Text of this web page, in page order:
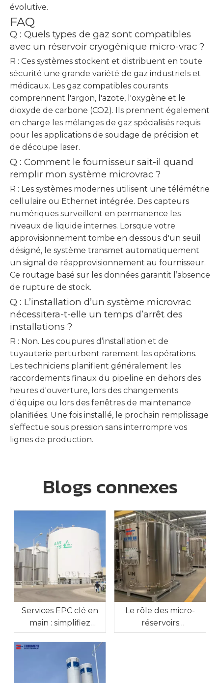
évolutive.
FAQ
Q : Quels types de gaz sont compatibles
avec un réservoir cryogénique micro-vrac ?
R : Ces systèmes stockent et distribuent en toute
sécurité une grande variété de gaz industriels et
médicaux. Les gaz compatibles courants
comprennent l'argon, l'azote, l'oxygène et le
dioxyde de carbone (CO2). Ils prennent également
en charge les mélanges de gaz spécialisés requis
pour les applications de soudage de précision et
de découpe laser.
Q : Comment le fournisseur sait-il quand
remplir mon système microvrac ?
R : Les systèmes modernes utilisent une télémétrie
cellulaire ou Ethernet intégrée. Des capteurs
numériques surveillent en permanence les
niveaux de liquide internes. Lorsque votre
approvisionnement tombe en dessous d'un seuil
désigné, le système transmet automatiquement
un signal de réapprovisionnement au fournisseur.
Ce routage basé sur les données garantit l’absence
de rupture de stock.
Q : L’installation d’un système microvrac
nécessitera-t-elle un temps d’arrêt des
installations ?
R : Non. Les coupures d’installation et de
tuyauterie perturbent rarement les opérations.
Les techniciens planifient généralement les
raccordements finaux du pipeline en dehors des
heures d'ouverture, lors des changements
d'équipe ou lors des fenêtres de maintenance
planifiées. Une fois installé, le prochain remplissage
s’effectue sous pression sans interrompre vos
lignes de production.
Blogs connexes
Services EPC clé en
main : simplifiez
l'exécution de votre
projet de gaz
industriel
Le rôle des micro-
réservoirs
cryogéniques en vrac